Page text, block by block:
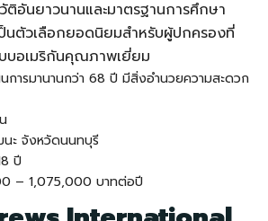
ติอันยาวนานและมาตรฐานการศึกษา
ป็นตัวเลือกยอดนิยมสำหรับผู้ปกครองที่
บอเมริกันคุณภาพเยี่ยม
นการมานานกว่า 68 ปี มีสิ่งอำนวยความสะดวก
ะ จังหวัดนนทบุรี
ปี
– 1,075,000 บาทต่อปี